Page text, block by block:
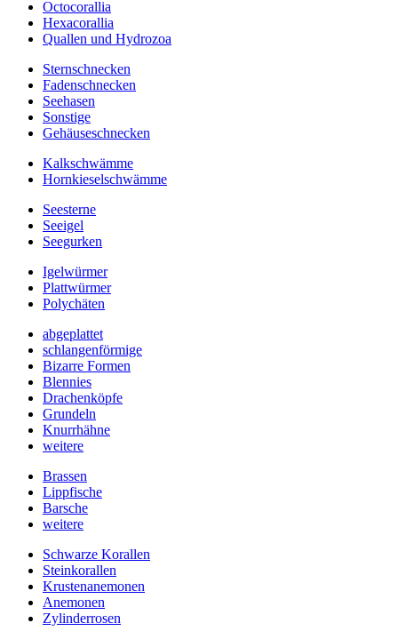
Octocorallia
Hexacorallia
Quallen und Hydrozoa
Sternschnecken
Fadenschnecken
Seehasen
Sonstige
Gehäuseschnecken
Kalkschwämme
Hornkieselschwämme
Seesterne
Seeigel
Seegurken
Igelwürmer
Plattwürmer
Polychäten
abgeplattet
schlangenförmige
Bizarre Formen
Blennies
Drachenköpfe
Grundeln
Knurrhähne
weitere
Brassen
Lippfische
Barsche
weitere
Schwarze Korallen
Steinkorallen
Krustenanemonen
Anemonen
Zylinderrosen